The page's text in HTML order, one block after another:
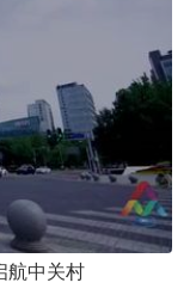
航中关村